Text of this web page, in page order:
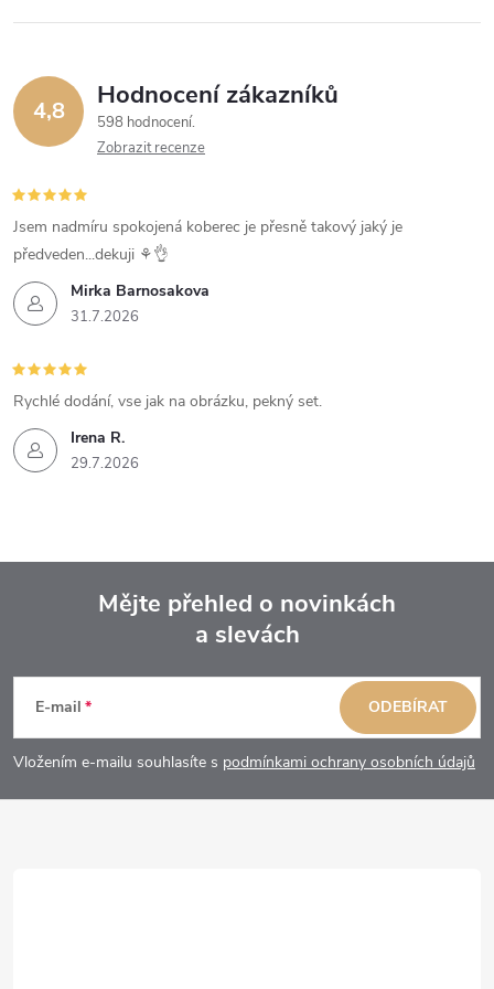
4,8 Hodnocení zákazníků
598 hodnocení
Zobrazit recenze
Mirka Barnosakova
31.7.2026
Jsem nadmíru spokojená koberec je přesně takový jaký je
předveden...dekuji ⚘️👌
Irena R.
29.7.2026
Rychlé dodání, vse jak na obrázku, pekný set.
p
a
Mějte přehled o novinkách
a slevách
E-mail
Vložením e-mailu souhlasíte s podmínkami ochrany osobních údajů
ODEBÍRAT